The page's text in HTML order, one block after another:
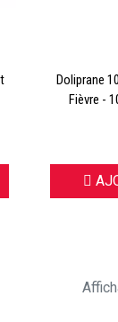
Doliprane
Fièvre -